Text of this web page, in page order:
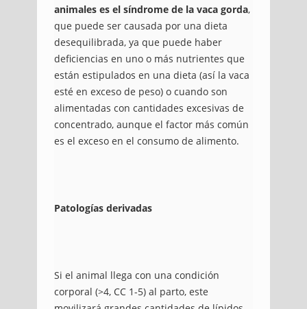
animales es el síndrome de la vaca gorda,
que puede ser causada por una dieta
desequilibrada, ya que puede haber
deficiencias en uno o más nutrientes que
están estipulados en una dieta (así la vaca
esté en exceso de peso) o cuando son
alimentadas con cantidades excesivas de
concentrado, aunque el factor más común
es el exceso en el consumo de alimento.
Patologías derivadas
Si el animal llega con una condición
corporal (>4, CC 1-5) al parto, este